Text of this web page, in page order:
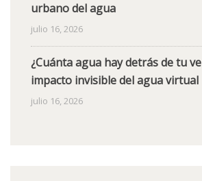
urbano del agua
julio 16, 2026
¿Cuánta agua hay detrás de tu
impacto invisible del agua virtual
julio 16, 2026